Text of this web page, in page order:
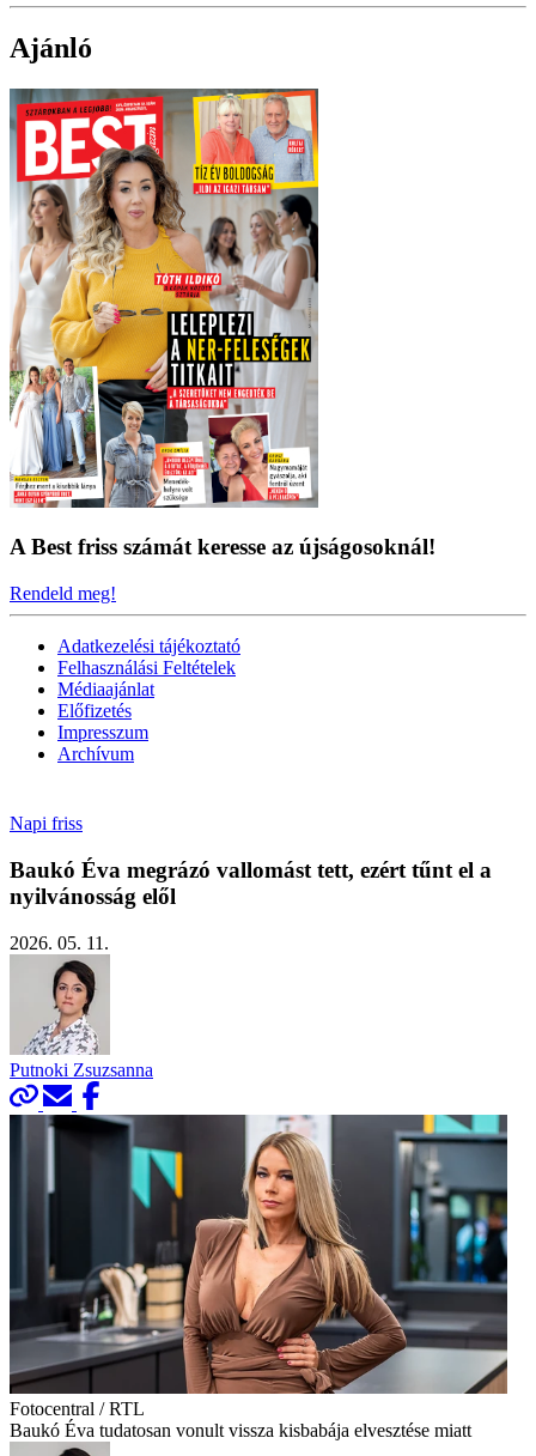
Ajánló
A Best friss számát keresse az újságosoknál!
Rendeld meg!
Adatkezelési tájékoztató
Felhasználási Feltételek
Médiaajánlat
Előfizetés
Impresszum
Archívum
Napi friss
Baukó Éva megrázó vallomást tett, ezért tűnt el a
nyilvánosság elől
2026. 05. 11.
Putnoki Zsuzsanna
Fotocentral / RTL
Baukó Éva tudatosan vonult vissza kisbabája elvesztése miatt